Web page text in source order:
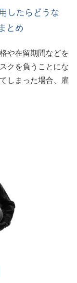
したらどうな
とめ
や在留期間などを
クを負うことにな
しまった場合、雇